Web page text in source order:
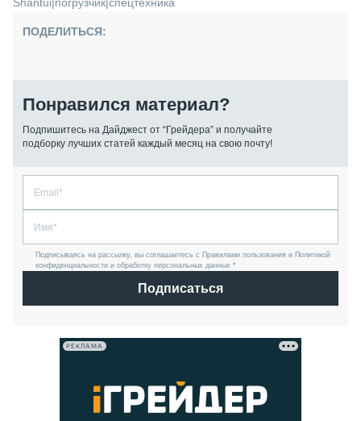
ПОДЕЛИТЬСЯ:
Понравился материал?
Подпишитесь на Дайджест от “Грейдера” и получайте
подборку лучших статей каждый месяц на свою почту!
Подписываясь на рассылку, вы соглашаетесь с Правилами пользования и Политикой
конфиденциальности и обработку персональных данных *
Подписаться
РЕКЛАМА